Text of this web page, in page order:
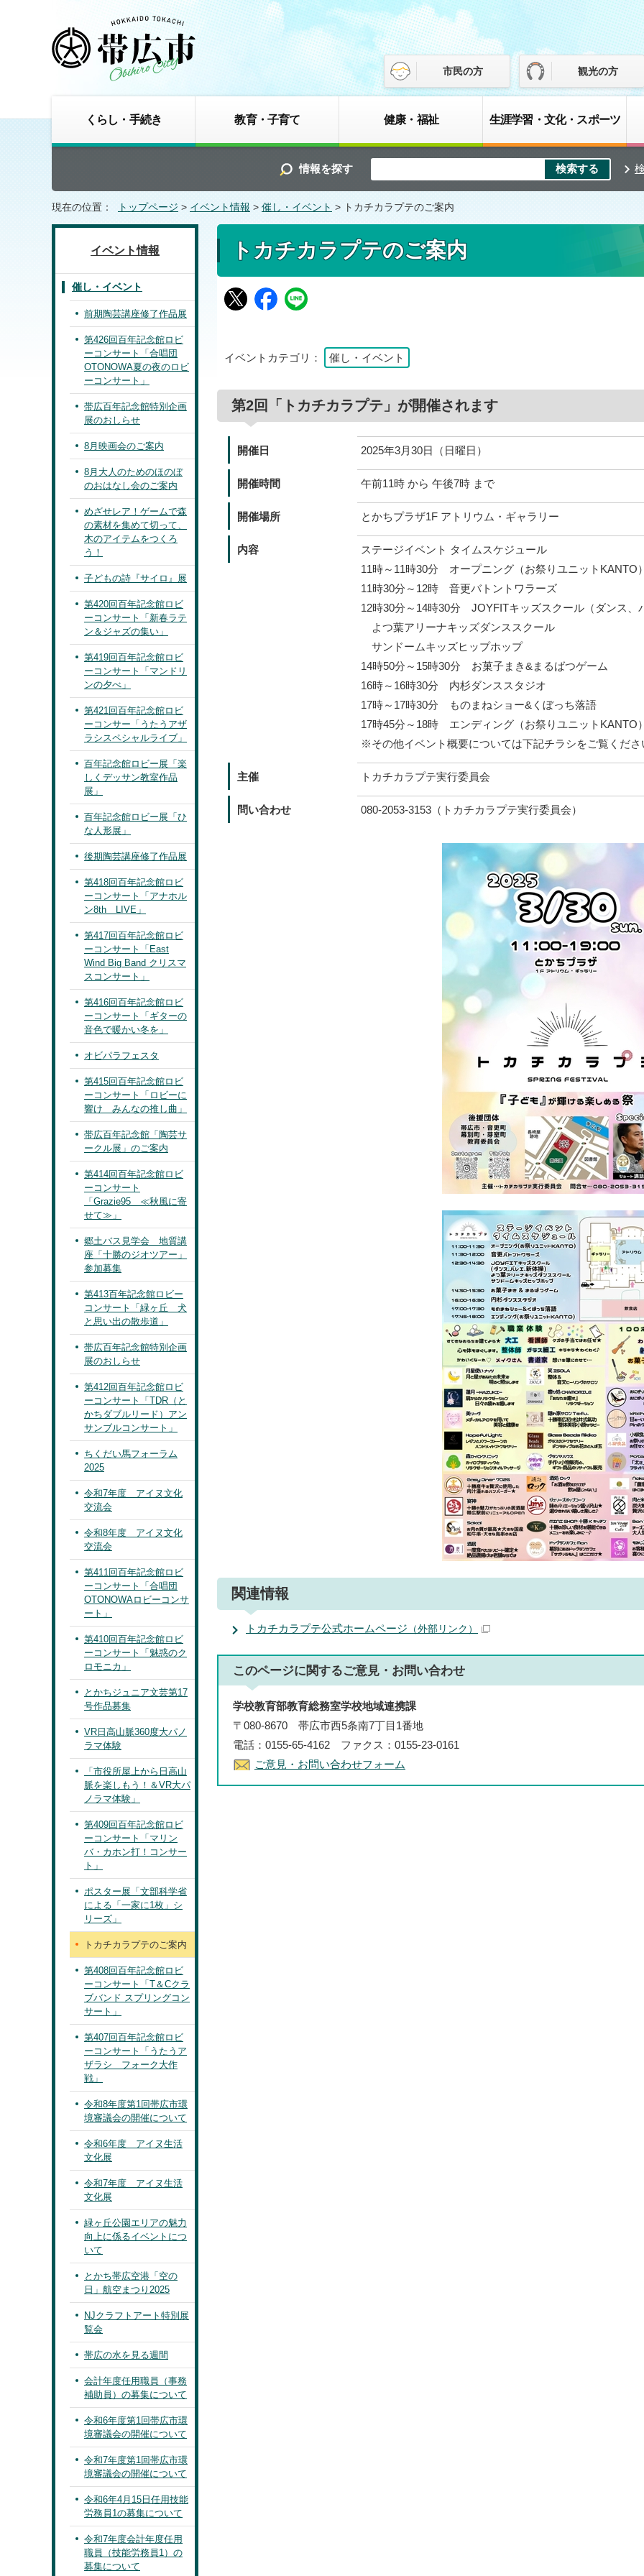
市民の方 観光の方
くらし・手続き 教育・子育て 健康・福祉 生涯学習・文化・スポーツ
情報を探す
現在の位置： トップページ > イベント情報 > 催し・イベント > トカチカラプテのご案内
トカチカラプテのご案内
イベントカテゴリ： 催し・イベント
第2回「トカチカラプテ」が開催されます
開催日 2025年3月30日（日曜日）
開催時間 午前11時 から 午後7時 まで
開催場所 とかちプラザ1F アトリウム・ギャラリー
内容
ステージイベント タイムスケジュール
11時～11時30分 オープニング（お祭りユニットKANTO
11時30分～12時 音更バトントワラーズ
12時30分～14時30分 JOYFITキッズスクール（ダンス、
よつ葉アリーナキッズダンススクール
サンドームキッズヒップホップ
14時50分～15時30分 お菓子まき&まるばつゲーム
16時～16時30分 内杉ダンススタジオ
17時～17時30分 ものまねショー&くぼっち落語
17時45分～18時 エンディング（お祭りユニットKANTO
※その他イベント概要については下記チラシをご覧くださ
主催 トカチカラプテ実行委員会
問い合わせ 080-2053-3153（トカチカラプテ実行委員会）
関連情報
トカチカラプテ公式ホームページ （外部リンク）
このページに関するご意見・お問い合わせ
学校教育部教育総務室学校地域連携課
〒080-8670 帯広市西5条南7丁目1番地
電話：0155-65-4162 ファクス：0155-23-0161
ご意見・お問い合わせフォーム
イベント情報
催し・イベント
前期陶芸講座修了作品展
第426回百年記念館ロビ
ーコンサート「合唱団
OTONOWA夏の夜のロビ
ーコンサート」
帯広百年記念館特別企画
展のおしらせ
8月映画会のご案内
8月大人のためのほのぼ
のおはなし会のご案内
めざせレア！ゲームで森
の素材を集めて切って、
木のアイテムをつくろ
う！
子どもの詩『サイロ』展
第420回百年記念館ロビ
ーコンサート「新春ラテ
ン＆ジャズの集い」
第419回百年記念館ロビ
ーコンサート「マンドリ
ンの夕べ」
第421回百年記念館ロビ
ーコンサー「うたうアザ
ラシスペシャルライブ」
百年記念館ロビー展「楽
しくデッサン教室作品
展」
百年記念館ロビー展「ひ
な人形展」
後期陶芸講座修了作品展
第418回百年記念館ロビ
ーコンサート「アナホル
ン8th LIVE」
第417回百年記念館ロビ
ーコンサート「East
Wind Big Band クリスマ
スコンサート」
第416回百年記念館ロビ
ーコンサート「ギターの
音色で暖かい冬を」
オビパラフェスタ
第415回百年記念館ロビ
ーコンサート「ロビーに
響け みんなの推し曲」
帯広百年記念館「陶芸サ
ークル展」のご案内
第414回百年記念館ロビ
ーコンサート
「Grazie95 ≪秋風に寄
せて≫」
郷土バス見学会 地質講
座「十勝のジオツアー」
参加募集
第413百年記念館ロビー
コンサート「緑ヶ丘 犬
と思い出の散歩道」
帯広百年記念館特別企画
展のおしらせ
第412回百年記念館ロビ
ーコンサート「TDR（と
かちダブルリード）アン
サンブルコンサート」
ちくだい馬フォーラム
2025
令和7年度 アイヌ文化
交流会
令和8年度 アイヌ文化
交流会
第411回百年記念館ロビ
ーコンサート「合唱団
OTONOWAロビーコンサ
ート」
第410回百年記念館ロビ
ーコンサート「魅惑のク
ロモニカ」
とかちジュニア文芸第17
号作品募集
VR日高山脈360度大パノ
ラマ体験
「市役所屋上から日高山
脈を楽しもう！＆VR大パ
ノラマ体験」
第409回百年記念館ロビ
ーコンサート「マリン
バ・カホン打！コンサー
ト」
ポスター展「文部科学省
による「一家に1枚」シ
リーズ」
トカチカラプテのご案内
第408回百年記念館ロビ
ーコンサート「T＆Cクラ
ブバンド スプリングコン
サート」
第407回百年記念館ロビ
ーコンサート「うたうア
ザラシ フォーク大作
戦」
令和8年度第1回帯広市環
境審議会の開催について
令和6年度 アイヌ生活
文化展
令和7年度 アイヌ生活
文化展
緑ヶ丘公園エリアの魅力
向上に係るイベントにつ
いて
とかち帯広空港「空の
日」航空まつり2025
NJクラフトアート特別展
覧会
帯広の水を見る週間
会計年度任用職員（事務
補助員）の募集について
令和6年度第1回帯広市環
境審議会の開催について
令和7年度第1回帯広市環
境審議会の開催について
令和6年4月15日任用技能
労務員1の募集について
令和7年度会計年度任用
職員（技能労務員1）の
募集について